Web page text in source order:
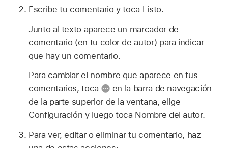
Escribe tu comentario y toca Listo.
Junto al texto aparece un marcador de
comentario (en tu color de autor) para indicar
que hay un comentario.
Para cambiar el nombre que aparece en tus
comentarios, toca
en la barra de navegación
de la parte superior de la ventana, elige
Configuración y luego toca Nombre del autor.
Para ver, editar o eliminar tu comentario, haz